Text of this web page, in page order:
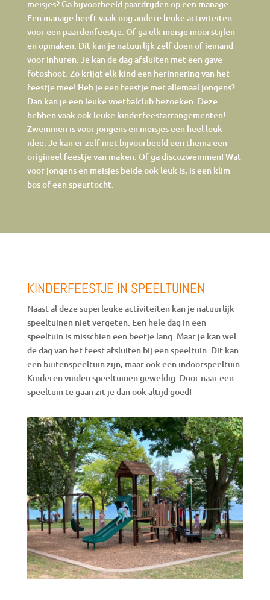
meisjes? Ga bijvoorbeeld paardrijden op een manage.
Een manage heeft vaak nog andere leuke activiteiten
voor een paardenfeestje. Of ga elk meisje mooi stijlen
en opmaken. Dit kan je natuurlijk zelf doen of iemand
voor inhuren. Je kan de dag afsluiten met een gave
fotoshoot. Zo krijgt elk kind een herinnering van het
feestje mee! Heb je een feestje met allemaal jongens?
Dan kan je een leuke voetbalclub bezoeken. Deze
hebben vaak ook leuke kinderfeestarrangementen!
Zwemmen is voor jongens en meisjes een heel leuk
idee. Je kan er zelf met bijvoorbeeld een thema een
origineel feestje van maken. Of ga discozwemmen! Wat
voor jongens en meisjes beide ook leuk is, is een klim
bos of een speurtocht.
KINDERFEESTJE IN SPEELTUINEN
Naast al deze superleuke activiteiten kan je natuurlijk
speeltuinen niet vergeten. Een hele dag in een
speeltuin is misschien een beetje lang. Maar je kan wel
de dag van het feest afsluiten bij een speeltuin. Dit kan
een buitenspeeltuin zijn, maar ook een indoorspeeltuin.
Kinderen vinden speeltuinen geweldig. Door naar een
speeltuin te gaan zit je dan ook altijd goed!